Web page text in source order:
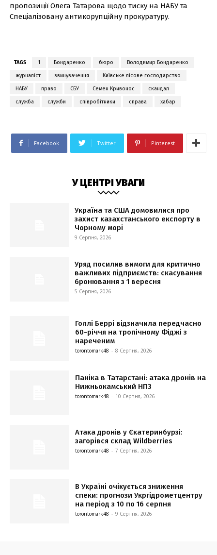
пропозиції Олега Татарова щодо тиску на НАБУ та
Спеціалізовану антикорупційну прокуратуру.
TAGS 1 Бондаренко бюро Володимир Бондаренко
журналіст звинувачення Київське лісове господарство
НАБУ право СБУ Семен Кривонос скандал
служба служби співробітники справа хабар
Facebook Twitter Pinterest
У ЦЕНТРІ УВАГИ
Україна та США домовилися про
захист казахстанського експорту в
Чорному морі
9 Серпня, 2026
Уряд посилив вимоги для критично
важливих підприємств: скасування
бронювання з 1 вересня
5 Серпня, 2026
Голлі Беррі відзначила передчасно
60-річчя на тропічному Фіджі з
нареченим
torontomark48 - 8 Серпня, 2026
Паніка в Татарстані: атака дронів на
Нижньокамський НПЗ
torontomark48 - 10 Серпня, 2026
Атака дронів у Єкатеринбурзі:
загорівся склад Wildberries
torontomark48 - 7 Серпня, 2026
В Україні очікується зниження
спеки: прогнози Укргідрометцентру
на період з 10 по 16 серпня
torontomark48 - 9 Серпня, 2026